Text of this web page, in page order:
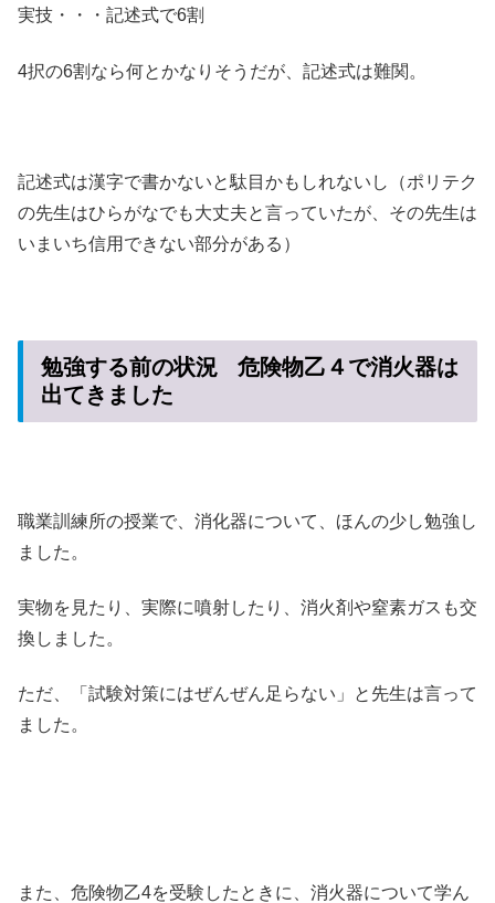
実技・・・記述式で6割
4択の6割なら何とかなりそうだが、記述式は難関。
記述式は漢字で書かないと駄目かもしれないし（ポリテク
の先生はひらがなでも大丈夫と言っていたが、その先生は
いまいち信用できない部分がある）
勉強する前の状況 危険物乙４で消火器は
出てきました
職業訓練所の授業で、消化器について、ほんの少し勉強し
ました。
実物を見たり、実際に噴射したり、消火剤や窒素ガスも交
換しました。
ただ、「試験対策にはぜんぜん足らない」と先生は言って
ました。
また、危険物乙4を受験したときに、消火器について学ん